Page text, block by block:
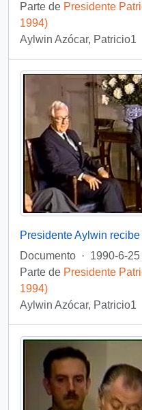
Parte de Presidente
1994)
Aylwin Azócar, Patricio1
Documento · 1990-6-25
Parte de Presidente
1994)
Aylwin Azócar, Patricio1